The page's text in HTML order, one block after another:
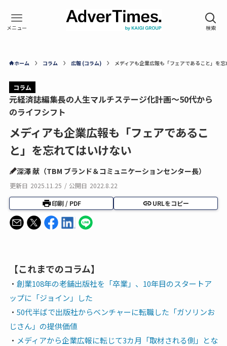
ホーム コラム 広報 (コラム) メディアも企業広報も「フェアであること」を
コラム
元経済誌編集長の人生マルチステージ化計画～50代から
のライフシフト
メディアも企業広報も「フェアであるこ
と」を忘れてはいけない
深澤 献（TBM ブランド＆コミュニケーションセンター長）
更新日 2025.11.25 / 公開日 2022.8.22
印刷 / PDF URLをコピー
【これまでのコラム】
・ 創業108年の老舗出版社を「卒業」、10年目のスタートア
ップに「ジョイン」した
・ 50代半ばで出版社からベンチャーに転職した「ガソリンお
じさん」の提供価値
・ メディアから企業広報に転じて3カ月「取材される側」とな